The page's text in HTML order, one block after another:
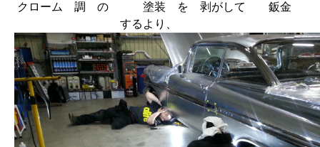
クローム 調 の 塗装 を 剥がして 鈑金
するより、